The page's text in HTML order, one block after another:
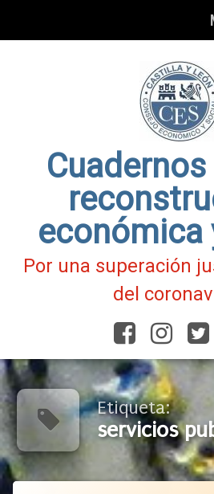
económica
Por una superación
del
Facebook
Etiqueta:
servicios